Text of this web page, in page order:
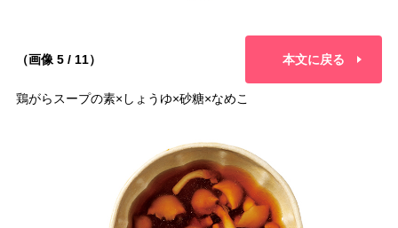
（画像 5 / 11） 本文に戻る
鶏がらスープの素×しょうゆ×砂糖×なめこ